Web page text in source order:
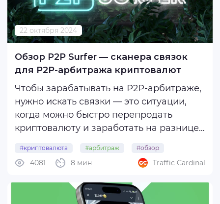
22 октября 2024
Обзор P2P Surfer — сканера связок
для Р2Р-арбитража криптовалют
Чтобы зарабатывать на Р2Р-арбитраже,
нужно искать связки — это ситуации,
когда можно быстро перепродать
криптовалюту и заработать на разнице
невозможно, для этого используют
специальный софт — сканеры.
Сегодня у нас на обзоре P2P Surfer —
#криптовалюта #арбитраж #обзор
#p2p_surfer 8 мин
4081 Traffic Cardinal